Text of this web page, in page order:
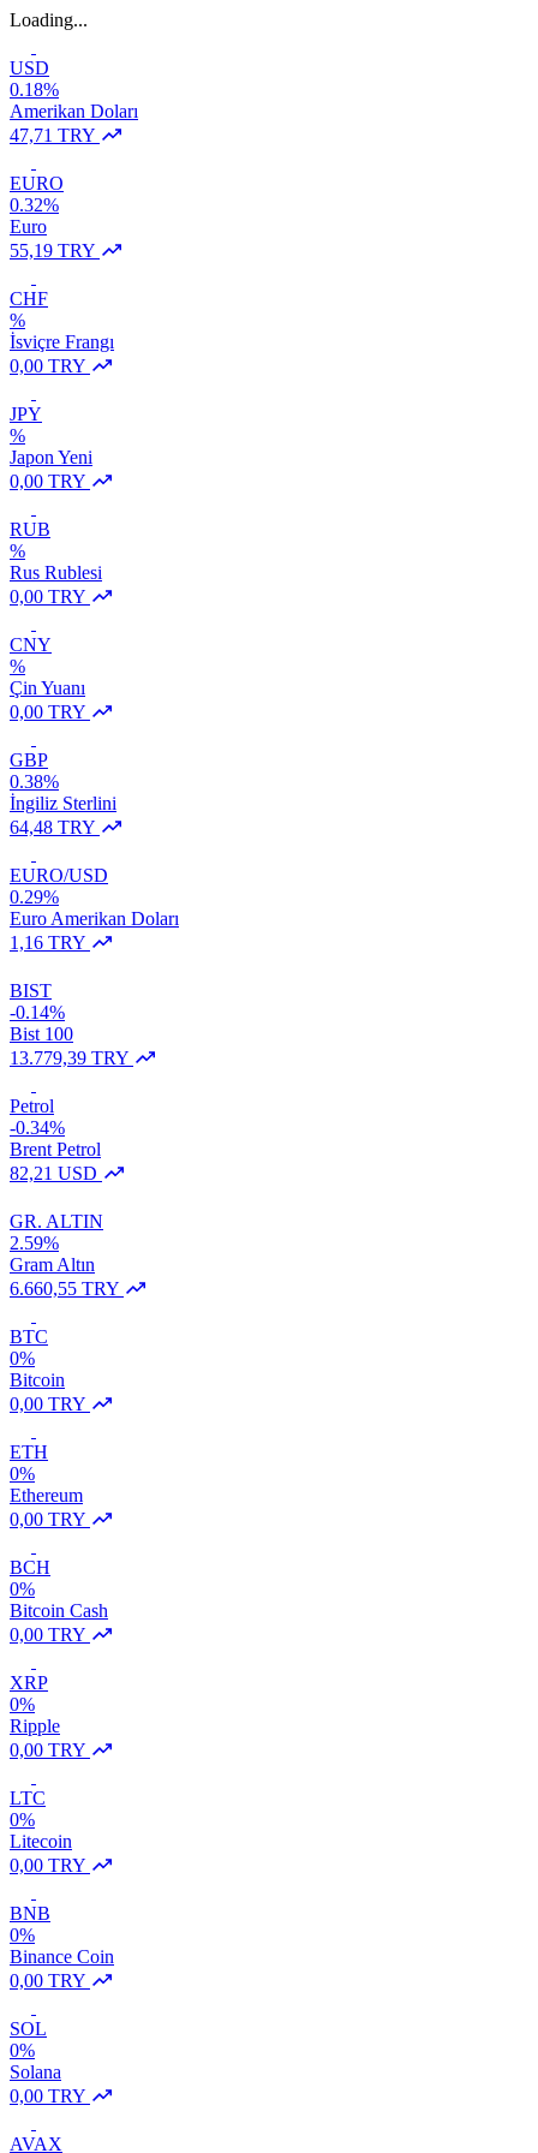
Loading...
USD
0.18%
Amerikan Doları
47,71 TRY
EURO
0.32%
Euro
55,19 TRY
CHF
%
İsviçre Frangı
0,00 TRY
JPY
%
Japon Yeni
0,00 TRY
RUB
%
Rus Rublesi
0,00 TRY
CNY
%
Çin Yuanı
0,00 TRY
GBP
0.38%
İngiliz Sterlini
64,48 TRY
EURO/USD
0.29%
Euro Amerikan Doları
1,16 TRY
BIST
-0.14%
Bist 100
13.779,39 TRY
Petrol
-0.34%
Brent Petrol
82,21 USD
GR. ALTIN
2.59%
Gram Altın
6.660,55 TRY
BTC
0%
Bitcoin
0,00 TRY
ETH
0%
Ethereum
0,00 TRY
BCH
0%
Bitcoin Cash
0,00 TRY
XRP
0%
Ripple
0,00 TRY
LTC
0%
Litecoin
0,00 TRY
BNB
0%
Binance Coin
0,00 TRY
SOL
0%
Solana
0,00 TRY
AVAX